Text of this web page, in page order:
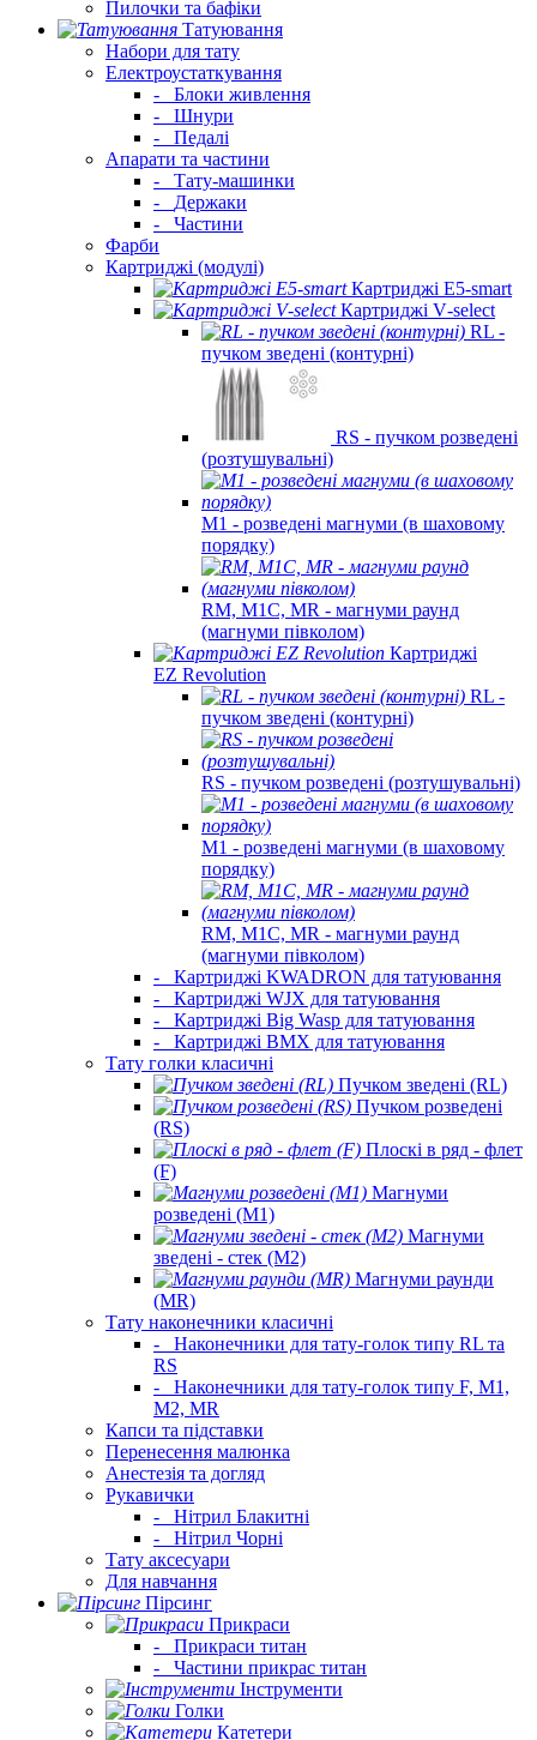
Пилочки та бафіки
Татуювання
Набори для тату
Електроустаткування
-
Блоки живлення
-
Шнури
-
Педалі
Апарати та частини
-
Тату-машинки
-
Держаки
-
Частини
Фарби
Картриджі (модулі)
Картриджі E5‑smart
Картриджі V‑select
RL -
пучком зведені (контурні)
RS - пучком розведені
(розтушувальні)
M1 - розведені магнуми (в шаховому
порядку)
RM, M1C, MR - магнуми раунд
(магнуми півколом)
Картриджі
EZ Revolution
RL -
пучком зведені (контурні)
RS - пучком розведені (розтушувальні)
M1 - розведені магнуми (в шаховому
порядку)
RM, M1C, MR - магнуми раунд
(магнуми півколом)
-
Картриджі KWADRON для татуювання
-
Картриджі WJX для татуювання
-
Картриджі Big Wasp для татуювання
-
Картриджі BMX для татуювання
Тату голки класичні
Пучком зведені (RL)
Пучком розведені
(RS)
Плоскі в ряд - флет
(F)
Магнуми
розведені (M1)
Магнуми
зведені - стек (M2)
Магнуми раунди
(MR)
Тату наконечники класичні
-
Наконечники для тату-голок типу RL та
RS
-
Наконечники для тату-голок типу F, M1,
M2, MR
Капси та підставки
Перенесення малюнка
Анестезія та догляд
Рукавички
-
Нітрил Блакитні
-
Нітрил Чорні
Тату аксесуари
Для навчання
Пірсинг
Прикраси
-
Прикраси титан
-
Частини прикрас титан
Інструменти
Голки
Катетери